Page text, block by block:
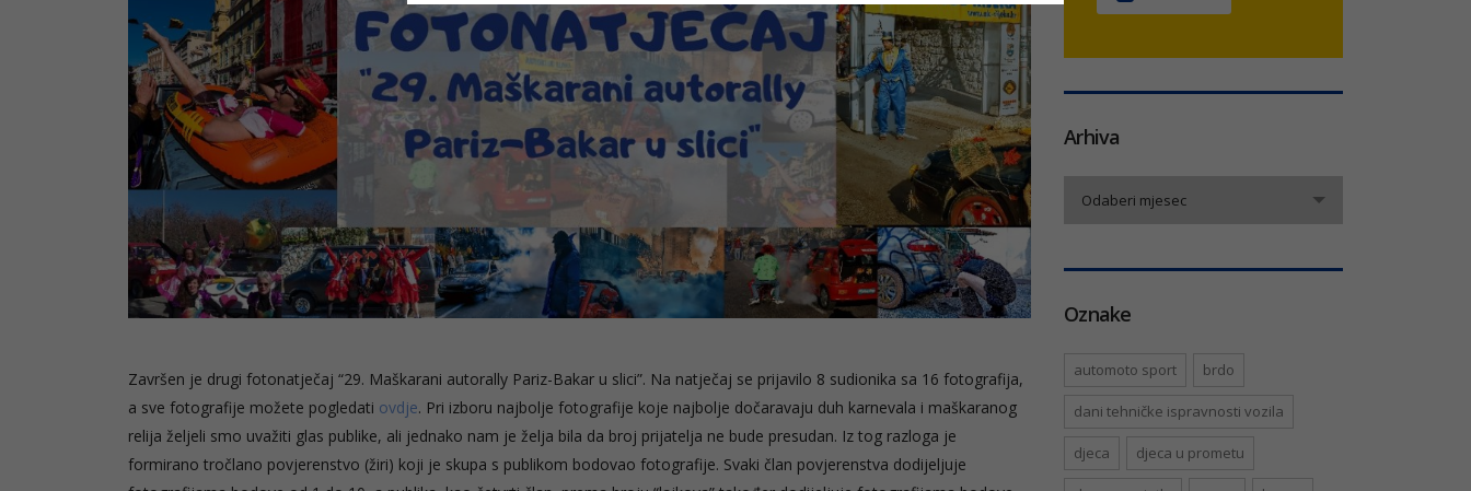
Završen je drugi fotonatječaj “29. Maškarani autorally Pariz-Bakar u slici”. Na natječaj se prijavilo 8 sudionika sa 16 fotografija,
a sve fotografije možete pogledati ovdje. Pri izboru najbolje fotografije koje najbolje dočaravaju duh karnevala i maškaranog
relija željeli smo uvažiti glas publike, ali jednako nam je želja bila da broj prijatelja ne bude presudan. Iz tog razloga je
formirano tročlano povjerenstvo (žiri) koji je skupa s publikom bodovao fotografije. Svaki član povjerenstva dodijeljuje
Arhiva
Odaberi mjesec
Oznake
automoto sport brdo
dani tehničke ispravnosti vozila
djeca djeca u prometu